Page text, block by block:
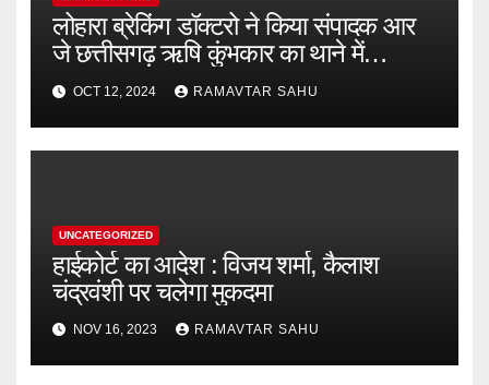
लोहारा ब्रेकिंग डॉक्टरो ने किया संपादक आर
जे छत्तीसगढ़ ऋषि कुंभकार का थाने में
शिकायत
OCT 12, 2024 RAMAVTAR SAHU
UNCATEGORIZED
हाईकोर्ट का आदेश : विजय शर्मा, कैलाश
चंद्रवंशी पर चलेगा मुकदमा
NOV 16, 2023 RAMAVTAR SAHU